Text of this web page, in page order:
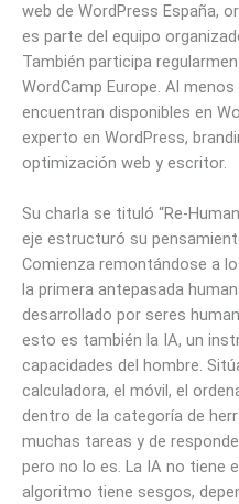
web de WordPress España,
es parte del equipo
También participa
WordCamp Europe. Al
encuentran disponibles en
experto en WordPress,
optimización web y escritor.
Su charla se tituló “Re-
eje estructuró su
Comienza remontándose a
la primera antepasada
desarrollado por seres
esto es también la IA, un
capacidades del hombre.
calculadora, el móvil, el
dentro de la categoría de
muchas tareas y de
pero no lo es. La IA no tiene
algoritmo tiene sesgos,